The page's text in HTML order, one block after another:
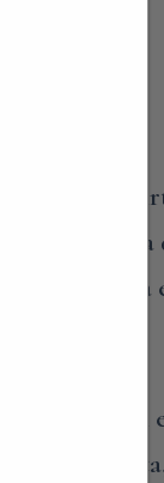
di
uva
nocciola
di mirtilli